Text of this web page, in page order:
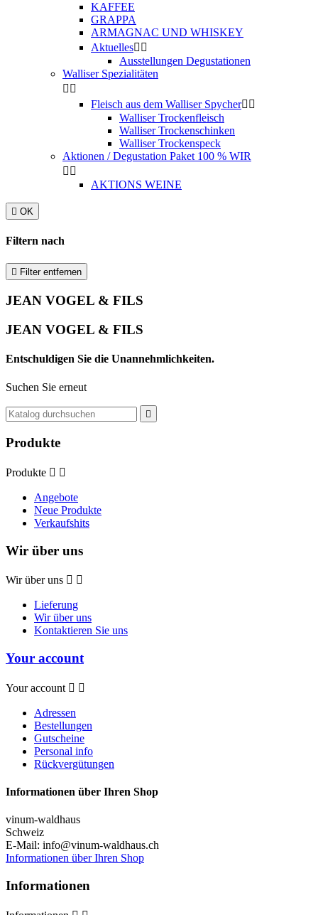
KAFFEE
GRAPPA
ARMAGNAC UND WHISKEY
Aktuelles 
Ausstellungen Degustationen
Walliser Spezialitäten
 
Fleisch aus dem Walliser Spycher 
Walliser Trockenfleisch
Walliser Trockenschinken
Walliser Trockenspeck
Aktionen / Degustation Paket 100 % WIR
 
AKTIONS WEINE
 OK
Filtern nach
 Filter entfernen
JEAN VOGEL & FILS
JEAN VOGEL & FILS
Entschuldigen Sie die Unannehmlichkeiten.
Suchen Sie erneut

Produkte
Produkte  
Angebote
Neue Produkte
Verkaufshits
Wir über uns
Wir über uns  
Lieferung
Wir über uns
Kontaktieren Sie uns
Your account
Your account  
Adressen
Bestellungen
Gutscheine
Personal info
Rückvergütungen
Informationen über Ihren Shop
vinum-waldhaus
Schweiz
E-Mail: info@vinum-waldhaus.ch
Informationen über Ihren Shop
Informationen